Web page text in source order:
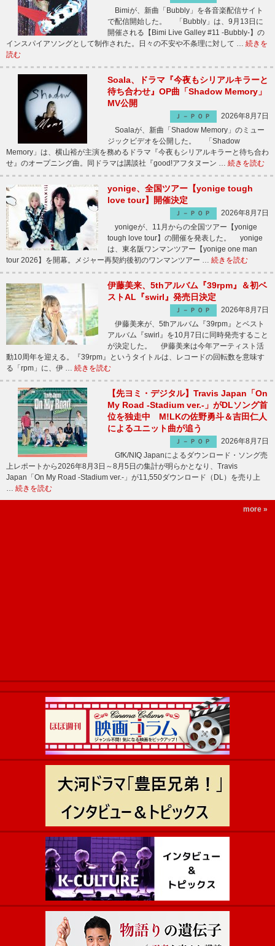
Bimiが、新曲「Bubbly」を各音楽配信サイト
で配信開始した。 「Bubbly」は、9月13日に
開催される【Bimi Live Galley #11 -Bubbly-】の
インスパイアソングとして制作された。日々の不安や不条理に対して … 続きを
読む
Soala、ドラマ『今夜もシリアルキラーと
待ち合わせ』OP曲「Shadow Memory」
MV公開
Ｊ－ＰＯＰ
2026年8月7日
Soalaが、新曲「Shadow Memory」のミュー
ジックビデオを公開した。 「Shadow
Memory」は、横山裕が主演を務めるドラマ『今夜もシリアルキラーと待ち合わ
せ』のオープニング曲。同ドラマは講談社『good!アフタヌーン … 続きを読む
yonige、全国ツアー【yonige tough
love tour】開催決定
Ｊ－ＰＯＰ
2026年8月7日
yonigeが、11月からの全国ツアー【yonige
tough love tour】の開催を発表した。 yonige
は、東名阪ワンマンツアー【yonige one man
tour 2026】を開幕。メジャー再契約後初のワンマンツアー … 続きを読む
伊藤美来、5thアルバム『39rpm』＆初ベ
ストAL『swirl』発売日決定
Ｊ－ＰＯＰ
2026年8月7日
伊藤美来が、5thアルバム『39rpm』とベスト
アルバム『swirl』を10月7日に同時発売すること
が決定した。 伊藤美来は今年アーティスト活
動10周年を迎える。『39rpm』というタイトルは、レコードの回転数を意味す
る「rpm」に、伊 … 続きを読む
【先ヨミ・デジタル】Travis Japan「On
My Road -Stadium ver.-」がDLソング首
位を独走中 M!LKの佐野勇斗＆吉田仁人
によるユニット曲が追う
Ｊ－ＰＯＰ
2026年8月7日
GfK/NIQ Japanによるダウンロード・ソング売
上レポートから2026年8月3日～8月5日の集計が明らかとなり、Travis
Japan「On My Road -Stadium ver.-」が11,550ダウンロード（DL）を売り上
… 続きを読む
more »